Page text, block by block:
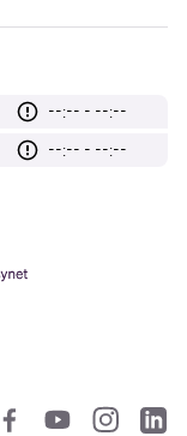
--:-- - --:--
--:-- - --:--